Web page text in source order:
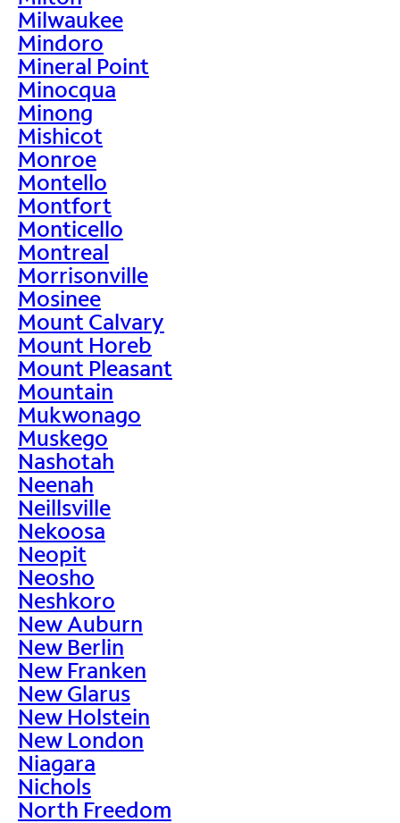
Milwaukee
Mindoro
Mineral Point
Minocqua
Minong
Mishicot
Monroe
Montello
Montfort
Monticello
Montreal
Morrisonville
Mosinee
Mount Calvary
Mount Horeb
Mount Pleasant
Mountain
Mukwonago
Muskego
Nashotah
Neenah
Neillsville
Nekoosa
Neopit
Neosho
Neshkoro
New Auburn
New Berlin
New Franken
New Glarus
New Holstein
New London
Niagara
Nichols
North Freedom